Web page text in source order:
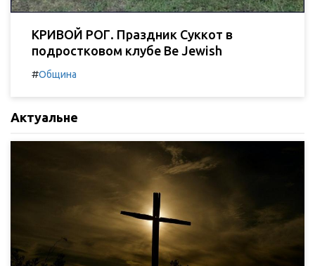
КРИВОЙ РОГ. Праздник Суккот в
подростковом клубе Be Jewish
#Община
Актуальне